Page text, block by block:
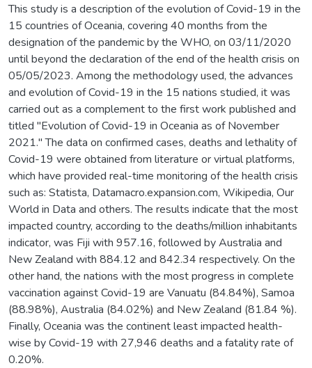
This study is a description of the evolution of Covid-19 in the
15 countries of Oceania, covering 40 months from the
designation of the pandemic by the WHO, on 03/11/2020
until beyond the declaration of the end of the health crisis on
05/05/2023. Among the methodology used, the advances
and evolution of Covid-19 in the 15 nations studied, it was
carried out as a complement to the first work published and
titled "Evolution of Covid-19 in Oceania as of November
2021." The data on confirmed cases, deaths and lethality of
Covid-19 were obtained from literature or virtual platforms,
which have provided real-time monitoring of the health crisis
such as: Statista, Datamacro.expansion.com, Wikipedia, Our
World in Data and others. The results indicate that the most
impacted country, according to the deaths/million inhabitants
indicator, was Fiji with 957.16, followed by Australia and
New Zealand with 884.12 and 842.34 respectively. On the
other hand, the nations with the most progress in complete
vaccination against Covid-19 are Vanuatu (84.84%), Samoa
(88.98%), Australia (84.02%) and New Zealand (81.84 %).
Finally, Oceania was the continent least impacted health-
wise by Covid-19 with 27,946 deaths and a fatality rate of
0.20%.